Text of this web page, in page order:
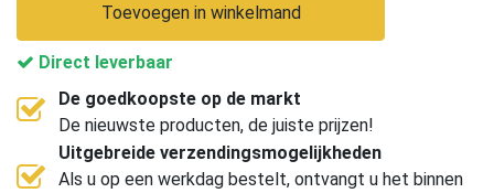
Toevoegen in winkelmand
Direct leverbaar
De goedkoopste op de markt
De nieuwste producten, de juiste prijzen!
Uitgebreide verzendingsmogelijkheden
Als u op een werkdag bestelt, ontvangt u het binnen